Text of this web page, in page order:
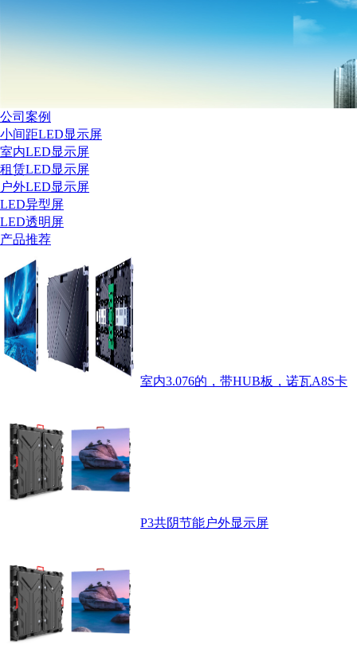
公司案例
小间距LED显示屏
室内LED显示屏
租赁LED显示屏
户外LED显示屏
LED异型屏
LED透明屏
产品推荐
室内3.076的，带HUB板，诺瓦A8S卡
P3共阴节能户外显示屏